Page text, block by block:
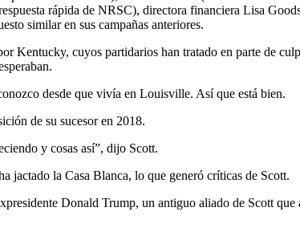
rápida de NRSC), directora financiera Lisa
similar en sus campañas anteriores.
Kentucky, cuyos partidarios han tratado en parte de
desde que vivía en Louisville. Así que está bien.
de su sucesor en 2018.
y cosas así”, dijo Scott.
jactado la Casa Blanca, lo que generó críticas de Scott.
Donald Trump, un antiguo aliado de Scott